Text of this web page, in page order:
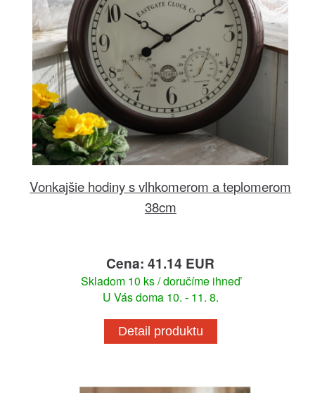
Vonkajšie hodiny s vlhkomerom a teplomerom
38cm
Cena: 41.14 EUR
Skladom 10 ks / doručíme ihneď
U Vás doma 10. - 11. 8.
Detail produktu